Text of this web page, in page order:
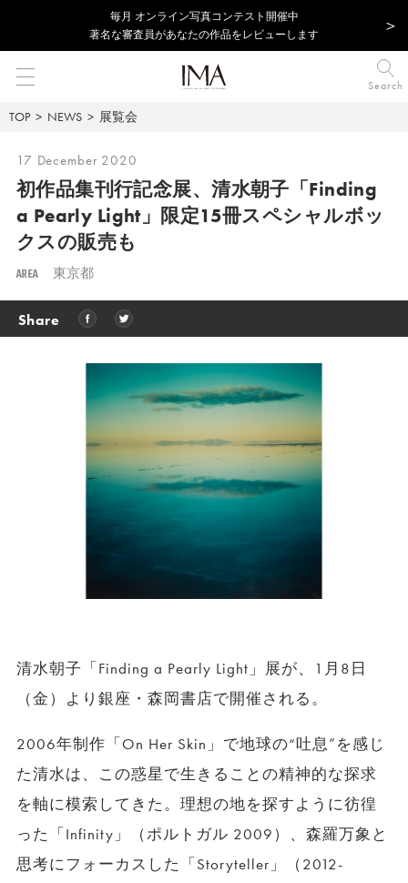
毎⽉ オンライン写真コンテスト開催中
著名な審査員があなたの作品をレビューします
Search
TOP NEWS 展覧会
17 December 2020
初作品集刊行記念展、清水朝子「Finding
a Pearly Light」限定15冊スペシャルボッ
クスの販売も
AREA 東京都
Share
清水朝子「Finding a Pearly Light」展が、1月8日
（金）より銀座・森岡書店で開催される。
2006年制作「On Her Skin」で地球の“吐息”を感じ
た清水は、この惑星で生きることの精神的な探求
を軸に模索してきた。理想の地を探すように彷徨
った「Infinity」（ポルトガル 2009）、森羅万象と
思考にフォーカスした「Storyteller」（2012-